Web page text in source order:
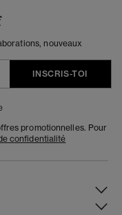
nouveaux
INSCRIS-TOI
promotionnelles. Pour
confidentialité